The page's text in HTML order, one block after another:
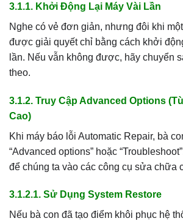
3.1.1. Khởi Động Lại Máy Vài Lần
Nghe có vẻ đơn giản, nhưng đôi khi
được giải quyết chỉ bằng cách khởi
lần. Nếu vẫn không được, hãy chuyển
theo.
3.1.2. Truy Cập Advanced Options
Cao)
Khi máy báo lỗi Automatic Repair, bà
“Advanced options” hoặc
để chúng ta vào các công cụ sửa chữa
3.1.2.1. Sử Dụng System Restore
Nếu bà con đã tạo điểm khôi phục hệ